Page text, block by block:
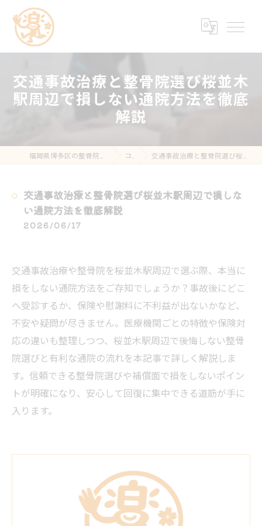
交通事故治療と整骨院選び桜並木
駅周辺で損しない通院方法を徹底
解説
コラム 交通事故治療と整骨院選び桜並木駅周辺で損しない通院方法を徹底解説
交通事故治療と整骨院選び桜並木駅周辺で損しな
い通院方法を徹底解説
2026/06/17
交通事故治療や整骨院を桜並木駅周辺で選ぶ際、本当に
損をしない通院方法をご存知でしょうか？事故後にどこ
へ受診するか、保険や慰謝料に不利益が出ないかなど、
不安や疑問が尽きません。医療機関ごとの特徴や保険対
応の違いも整理しつつ、桜並木駅周辺で後悔しない整骨
院選びと有利な通院の流れを本記事で詳しく解説しま
す。信頼できる整骨院選びや補償面で損をしないポイン
トが明確になり、安心して回復に集中できる道筋が手に
入ります。